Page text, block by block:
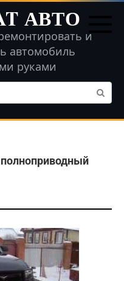
АВТО
и
автомобиль
руками